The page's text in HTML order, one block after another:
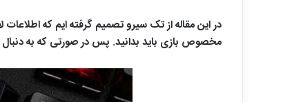
در این مقاله از تک سیرو تصمیم گرفته ایم که
مخصوص بازی باید بدانید. پس در صورتی که به